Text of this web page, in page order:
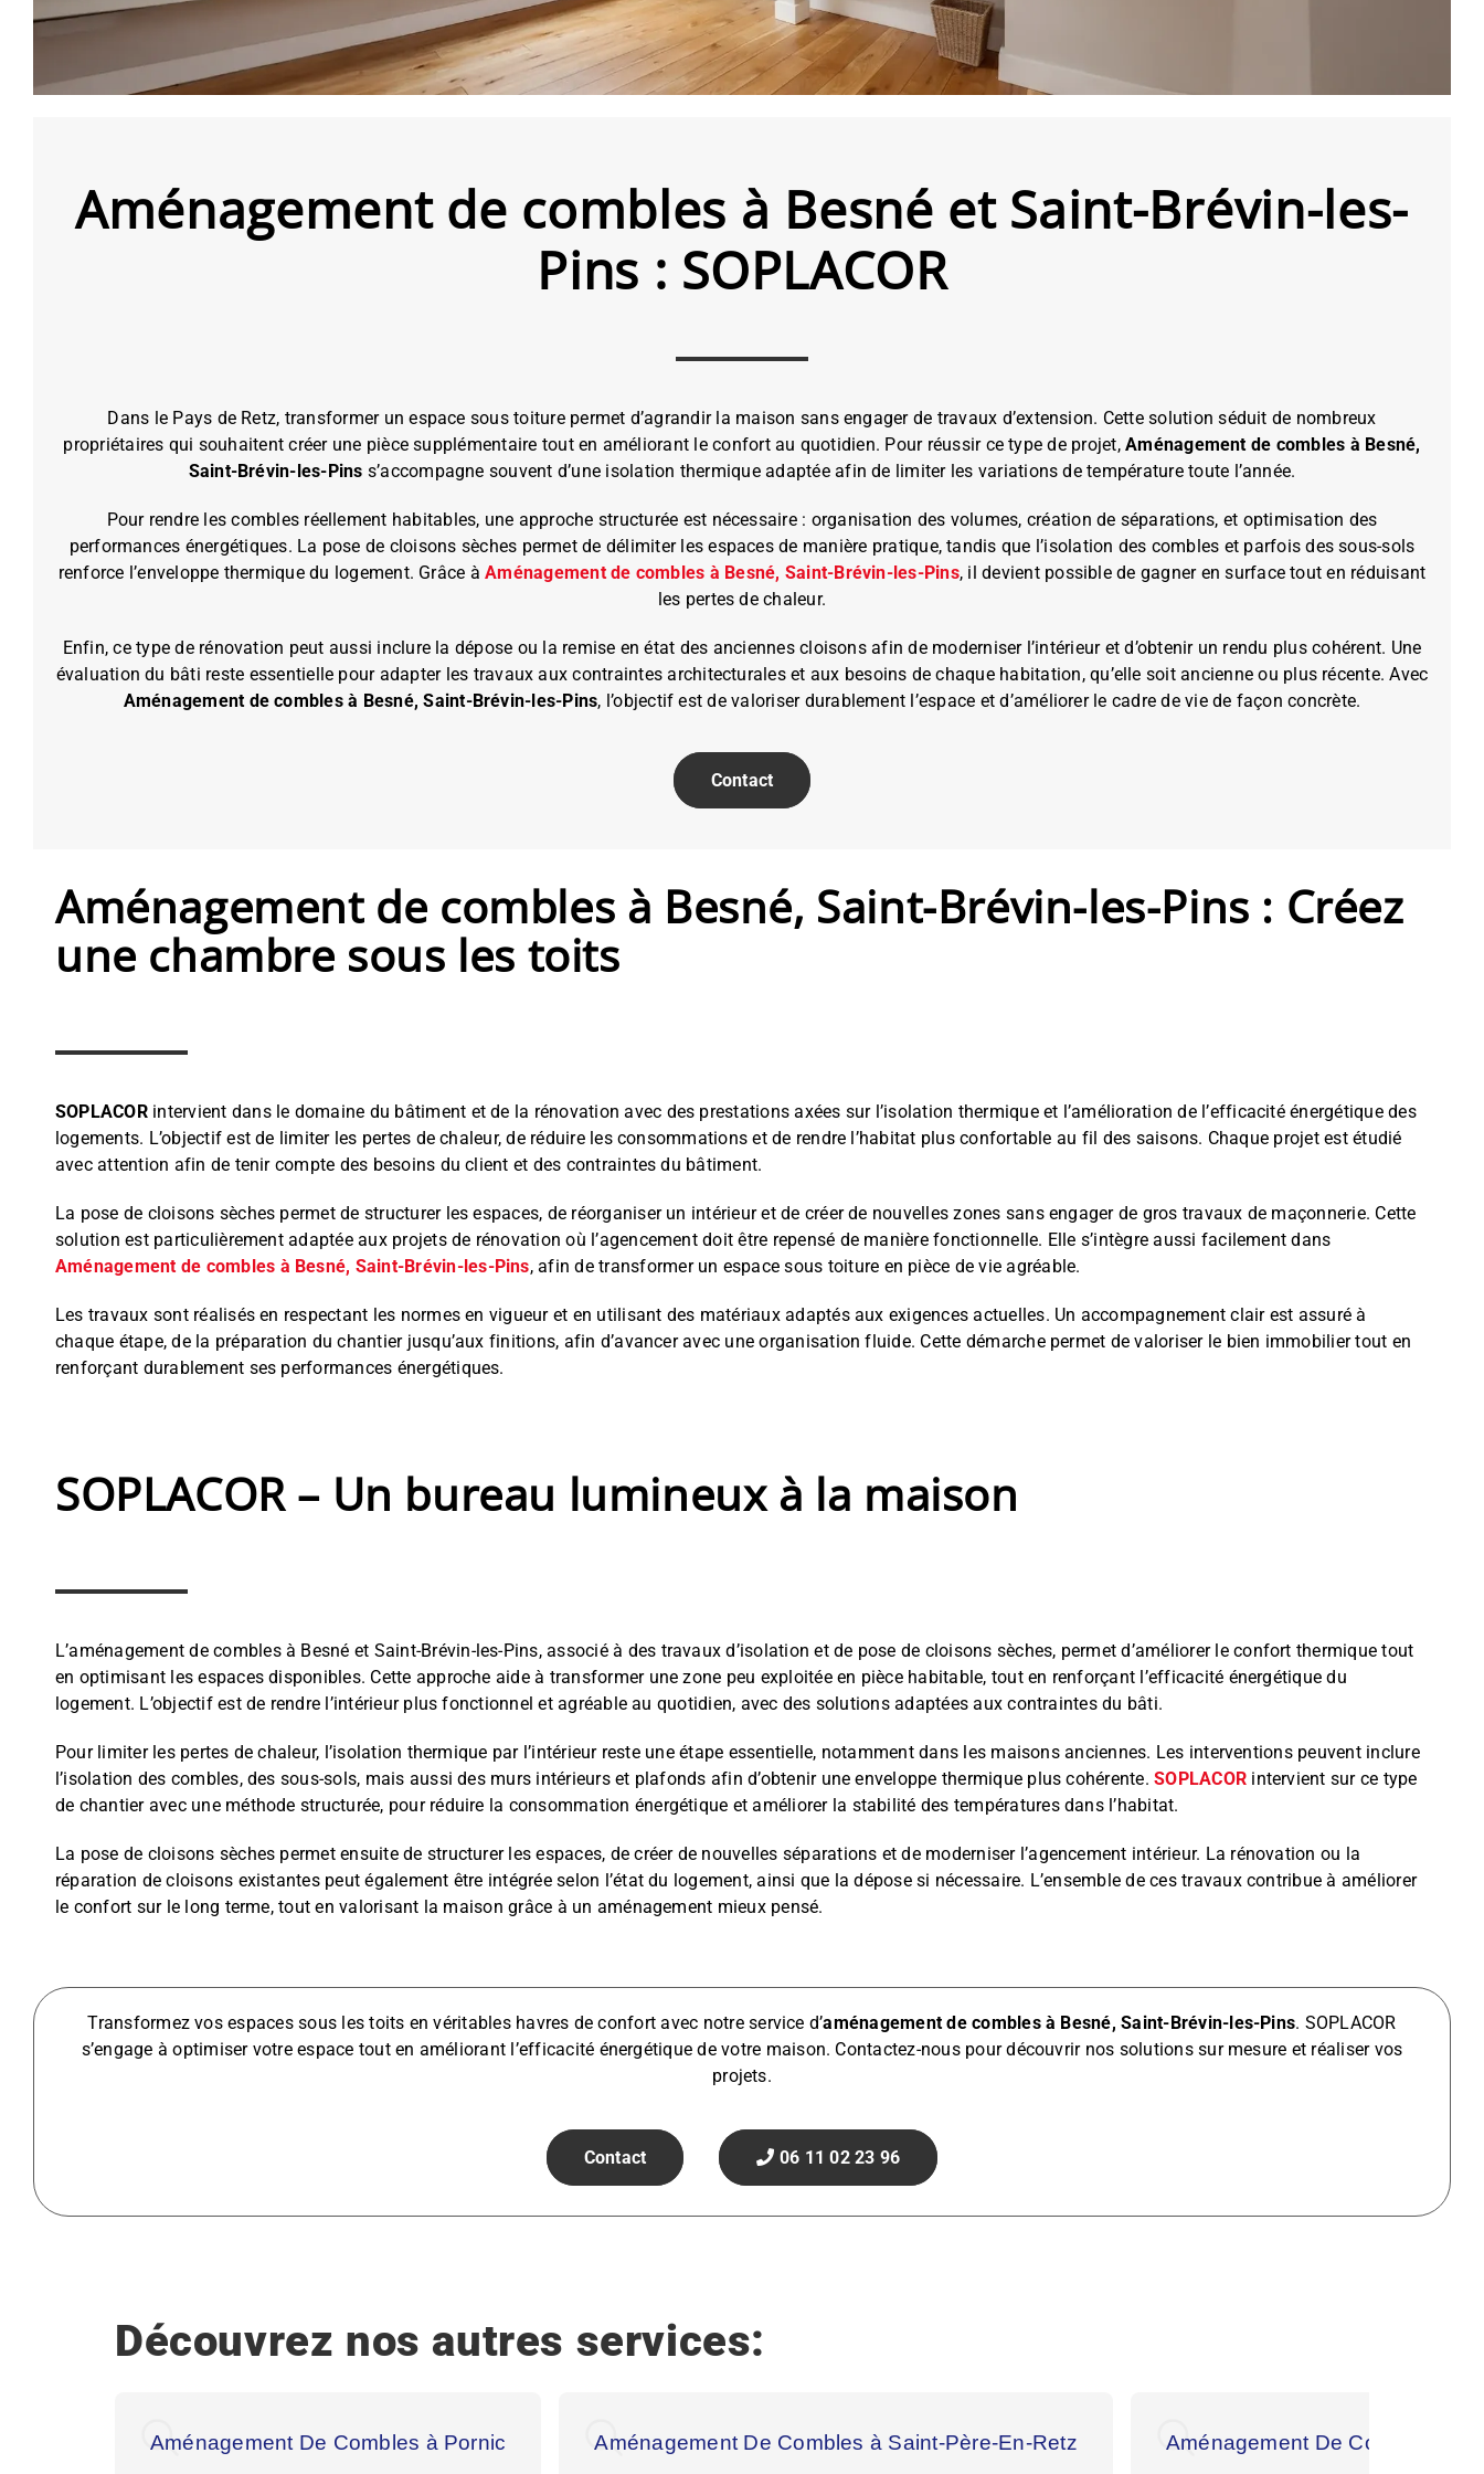
Aménagement de combles à Besné et Saint-Brévin-les-
Pins : SOPLACOR
Dans le Pays de Retz, transformer un espace sous toiture permet d’agrandir la maison sans engager de travaux d’extension. Cette solution séduit de nombreux
propriétaires qui souhaitent créer une pièce supplémentaire tout en améliorant le confort au quotidien. Pour réussir ce type de projet,Aménagement de combles à Besné,
Saint-Brévin-les-Pins s’accompagne souvent d’une isolation thermique adaptée afin de limiter les variations de température toute l’année.
Pour rendre les combles réellement habitables, une approche structurée est nécessaire : organisation des volumes, création de séparations, et optimisation des
performances énergétiques. La pose de cloisons sèches permet de délimiter les espaces de manière pratique, tandis que l’isolation des combles et parfois des sous-sols
renforce l’enveloppe thermique du logement. Grâce àAménagement de combles à Besné, Saint-Brévin-les-Pins, il devient possible de gagner en surface tout en réduisant
les pertes de chaleur.
Enfin, ce type de rénovation peut aussi inclure la dépose ou la remise en état des anciennes cloisons afin de moderniser l’intérieur et d’obtenir un rendu plus cohérent. Une
évaluation du bâti reste essentielle pour adapter les travaux aux contraintes architecturales et aux besoins de chaque habitation, qu’elle soit ancienne ou plus récente. Avec
Aménagement de combles à Besné, Saint-Brévin-les-Pins, l’objectif est de valoriser durablement l’espace et d’améliorer le cadre de vie de façon concrète.
Contact
Aménagement de combles à Besné, Saint-Brévin-les-Pins : Créez
une chambre sous les toits
SOPLACORintervient dans le domaine du bâtiment et de la rénovation avec des prestations axées sur l’isolation thermique et l’amélioration de l’efficacité énergétique des
logements. L’objectif est de limiter les pertes de chaleur, de réduire les consommations et de rendre l’habitat plus confortable au fil des saisons. Chaque projet est étudié
avec attention afin de tenir compte des besoins du client et des contraintes du bâtiment.
La pose de cloisons sèches permet de structurer les espaces, de réorganiser un intérieur et de créer de nouvelles zones sans engager de gros travaux de maçonnerie. Cette
solution est particulièrement adaptée aux projets de rénovation où l’agencement doit être repensé de manière fonctionnelle. Elle s’intègre aussi facilement dans
Aménagement de combles à Besné, Saint-Brévin-les-Pins, afin de transformer un espace sous toiture en pièce de vie agréable.
Les travaux sont réalisés en respectant les normes en vigueur et en utilisant des matériaux adaptés aux exigences actuelles. Un accompagnement clair est assuré à
chaque étape, de la préparation du chantier jusqu’aux finitions, afin d’avancer avec une organisation fluide. Cette démarche permet de valoriser le bien immobilier tout en
renforçant durablement ses performances énergétiques.
SOPLACOR – Un bureau lumineux à la maison
L’aménagement de combles à Besné et Saint-Brévin-les-Pins, associé à des travaux d’isolation et de pose de cloisons sèches, permet d’améliorer le confort thermique tout
en optimisant les espaces disponibles. Cette approche aide à transformer une zone peu exploitée en pièce habitable, tout en renforçant l’efficacité énergétique du
logement. L’objectif est de rendre l’intérieur plus fonctionnel et agréable au quotidien, avec des solutions adaptées aux contraintes du bâti.
Pour limiter les pertes de chaleur, l’isolation thermique par l’intérieur reste une étape essentielle, notamment dans les maisons anciennes. Les interventions peuvent inclure
l’isolation des combles, des sous-sols, mais aussi des murs intérieurs et plafonds afin d’obtenir une enveloppe thermique plus cohérente.SOPLACOR intervient sur ce type
de chantier avec une méthode structurée, pour réduire la consommation énergétique et améliorer la stabilité des températures dans l’habitat.
La pose de cloisons sèches permet ensuite de structurer les espaces, de créer de nouvelles séparations et de moderniser l’agencement intérieur. La rénovation ou la
réparation de cloisons existantes peut également être intégrée selon l’état du logement, ainsi que la dépose si nécessaire. L’ensemble de ces travaux contribue à améliorer
le confort sur le long terme, tout en valorisant la maison grâce à un aménagement mieux pensé.
Transformez vos espaces sous les toits en véritables havres de confort avec notre service d’aménagement de combles à Besné, Saint-Brévin-les-Pins. SOPLACOR
s’engage à optimiser votre espace tout en améliorant l’efficacité énergétique de votre maison. Contactez-nous pour découvrir nos solutions sur mesure et réaliser vos
projets.
Contact 06 11 02 23 96
Découvrez nos autres services:
Aménagement De Combles à Pornic Aménagement De Combles à Saint-Père-En-Retz Aménagement De Combles à